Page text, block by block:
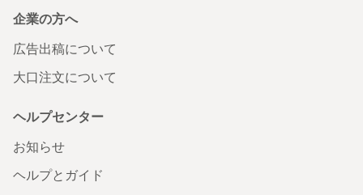
企業の方へ
広告出稿について
大口注文について
ヘルプセンター
お知らせ
ヘルプとガイド